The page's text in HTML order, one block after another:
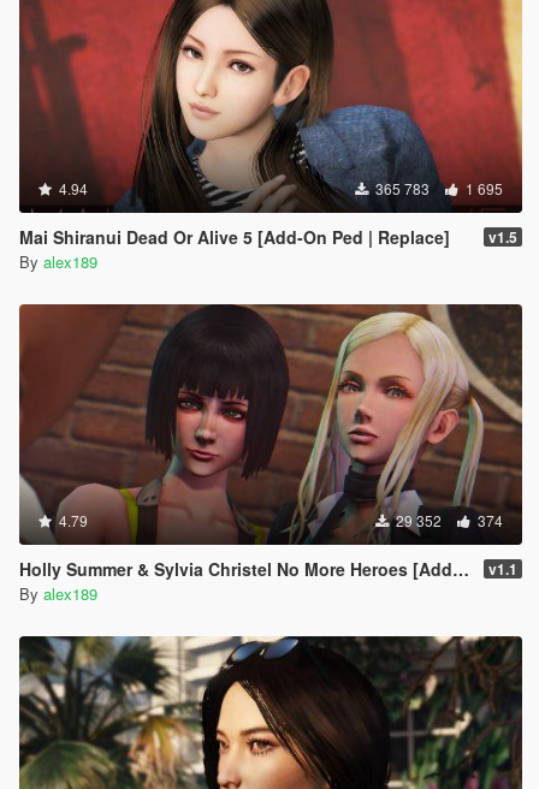
4.94 365 783 1 695
Mai Shiranui Dead Or Alive 5 [Add-On Ped | Replace] v1.5
By alex189
4.79 29 352 374
Holly Summer & Sylvia Christel No More Heroes [Add-On Ped | Replace] v1.1
By alex189